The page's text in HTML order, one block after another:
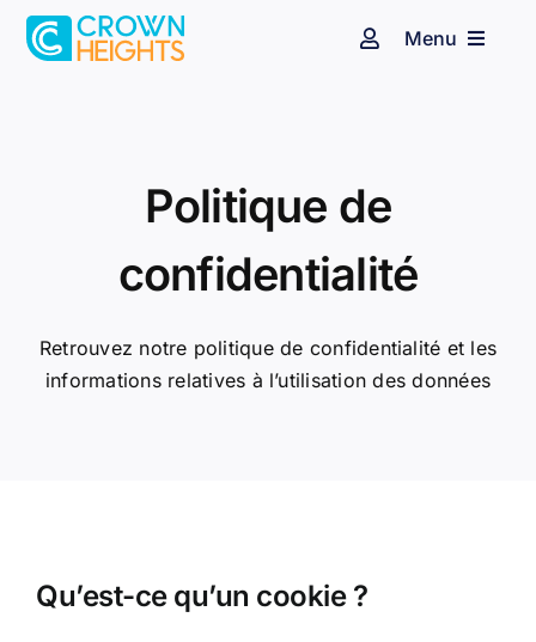
Passer
Navigation
Menu
Secteurs d’activité
Nos clients
Politique de
confidentialité
Retrouvez notre politique de confidentialité et les
informations relatives à l’utilisation des données
Qu’est-ce qu’un cookie ?